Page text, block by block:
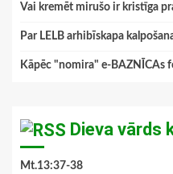
Vai kremēt mirušo ir kristīga
Par LELB arhibīskapa
Kāpēc "nomira" e-BAZNĪCAs
Dieva vārds
Mt.13:37-38